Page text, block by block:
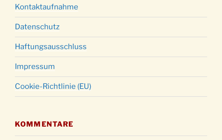
Kontaktaufnahme
Datenschutz
Haftungsausschluss
Impressum
Cookie-Richtlinie (EU)
KOMMENTARE